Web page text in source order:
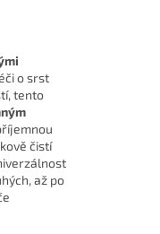
o srst
tento
čistí
až po